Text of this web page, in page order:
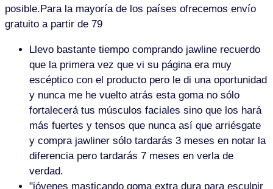
posible.Para la mayoría de los países ofrecemos envío
gratuito a partir de 79
Llevo bastante tiempo comprando jawline recuerdo
que la primera vez que vi su página era muy
escéptico con el producto pero le di una oportunidad
y nunca me he vuelto atrás esta goma no sólo
fortalecerá tus músculos faciales sino que los hará
más fuertes y tensos que nunca así que arriésgate
y compra jawliner sólo tardarás 3 meses en notar la
diferencia pero tardarás 7 meses en verla de
verdad.
"jóvenes masticando goma extra dura para esculpir